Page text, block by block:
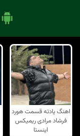
اهنگ یادته قسمت هورد
فرشاد مرادی ریمیکس
اینستا